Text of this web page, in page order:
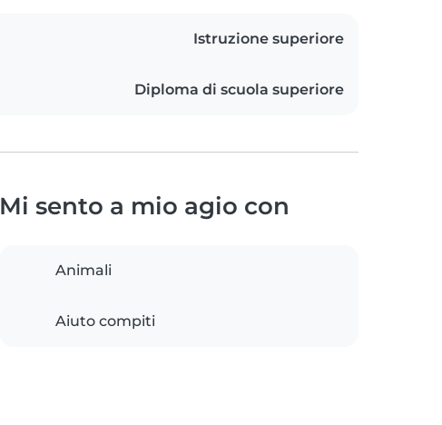
Istruzione superiore
Diploma di scuola superiore
Mi sento a mio agio con
Animali
Aiuto compiti